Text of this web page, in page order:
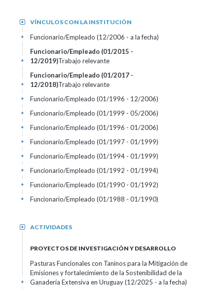
VÍNCULOS CON LA INSTITUCIÓN
+
Funcionario/Empleado (12/2006 - a la fecha)
+
Funcionario/Empleado (01/2015 -
12/2019)Trabajo relevante
+
Funcionario/Empleado (01/2017 -
12/2018)Trabajo relevante
+
Funcionario/Empleado (01/1996 - 12/2006)
+
Funcionario/Empleado (01/1999 - 05/2006)
+
Funcionario/Empleado (01/1996 - 01/2006)
+
Funcionario/Empleado (01/1997 - 01/1999)
+
Funcionario/Empleado (01/1994 - 01/1999)
+
Funcionario/Empleado (01/1992 - 01/1994)
+
Funcionario/Empleado (01/1990 - 01/1992)
+
Funcionario/Empleado (01/1988 - 01/1990)
+
ACTIVIDADES
+
PROYECTOS DE INVESTIGACIÓN Y DESARROLLO
Pasturas Funcionales con Taninos para la Mitigación de
Emisiones y fortalecimiento de la Sostenibilidad de la
Ganadería Extensiva en Uruguay (12/2025 - a la fecha)
+